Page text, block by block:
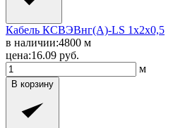
Кабель КСВЭВнг(A)-LS 1x2x0,5
в наличии:4800 м
цена:16.09 руб.
м
В корзину